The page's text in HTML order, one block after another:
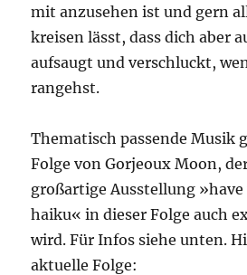
mit anzusehen ist und gern
kreisen lässt, dass dich aber
aufsaugt und verschluckt,
rangehst.
Thematisch passende Musik
Folge von Gorjeoux Moon,
großartige Ausstellung »have
haiku« in dieser Folge auch
wird. Für Infos siehe unten.
aktuelle Folge: